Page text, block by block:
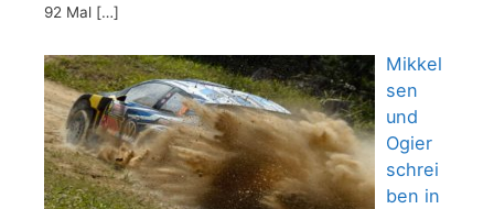
92 Mal […]
Mikkel
sen
und
Ogier
schrei
ben in